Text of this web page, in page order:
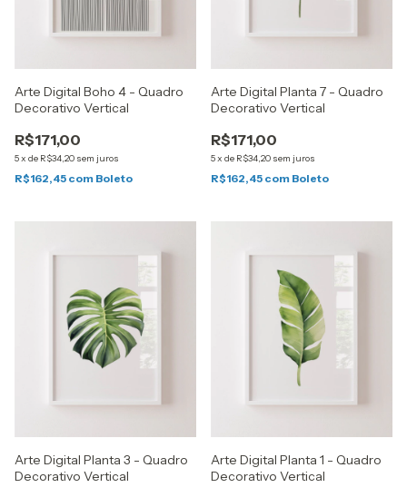
Arte Digital Boho 4 - Quadro
Decorativo Vertical
R$171,00
5x de R$34,20 sem juros
R$162,45 com Boleto
Arte Digital Planta 7 - Quadro
Decorativo Vertical
R$171,00
5x de R$34,20 sem juros
R$162,45 com Boleto
Arte Digital Planta 3 - Quadro
Decorativo Vertical
Arte Digital Planta 1 - Quadro
Decorativo Vertical